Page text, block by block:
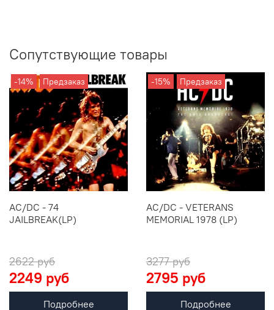
Сопутствующие товары
-14% Предзаказ
AC/DC - 74
JAILBREAK(LP)
2622 руб
2249 руб
Подробнее
-15% Предзаказ
AC/DC - VETERANS
MEMORIAL 1978 (LP)
3277 руб
2795 руб
Подробнее